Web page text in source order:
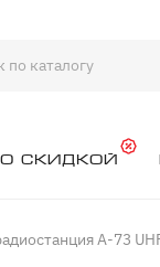
скидкой
А-73